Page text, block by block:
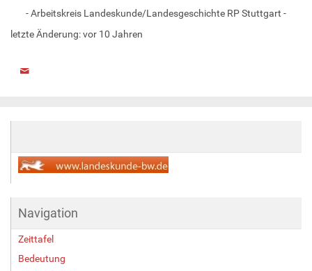
- Arbeitskreis Landeskunde/Landesgeschichte RP Stuttgart -
letzte Änderung:vor 10 Jahren
Navigation
Zeittafel
Bedeutung